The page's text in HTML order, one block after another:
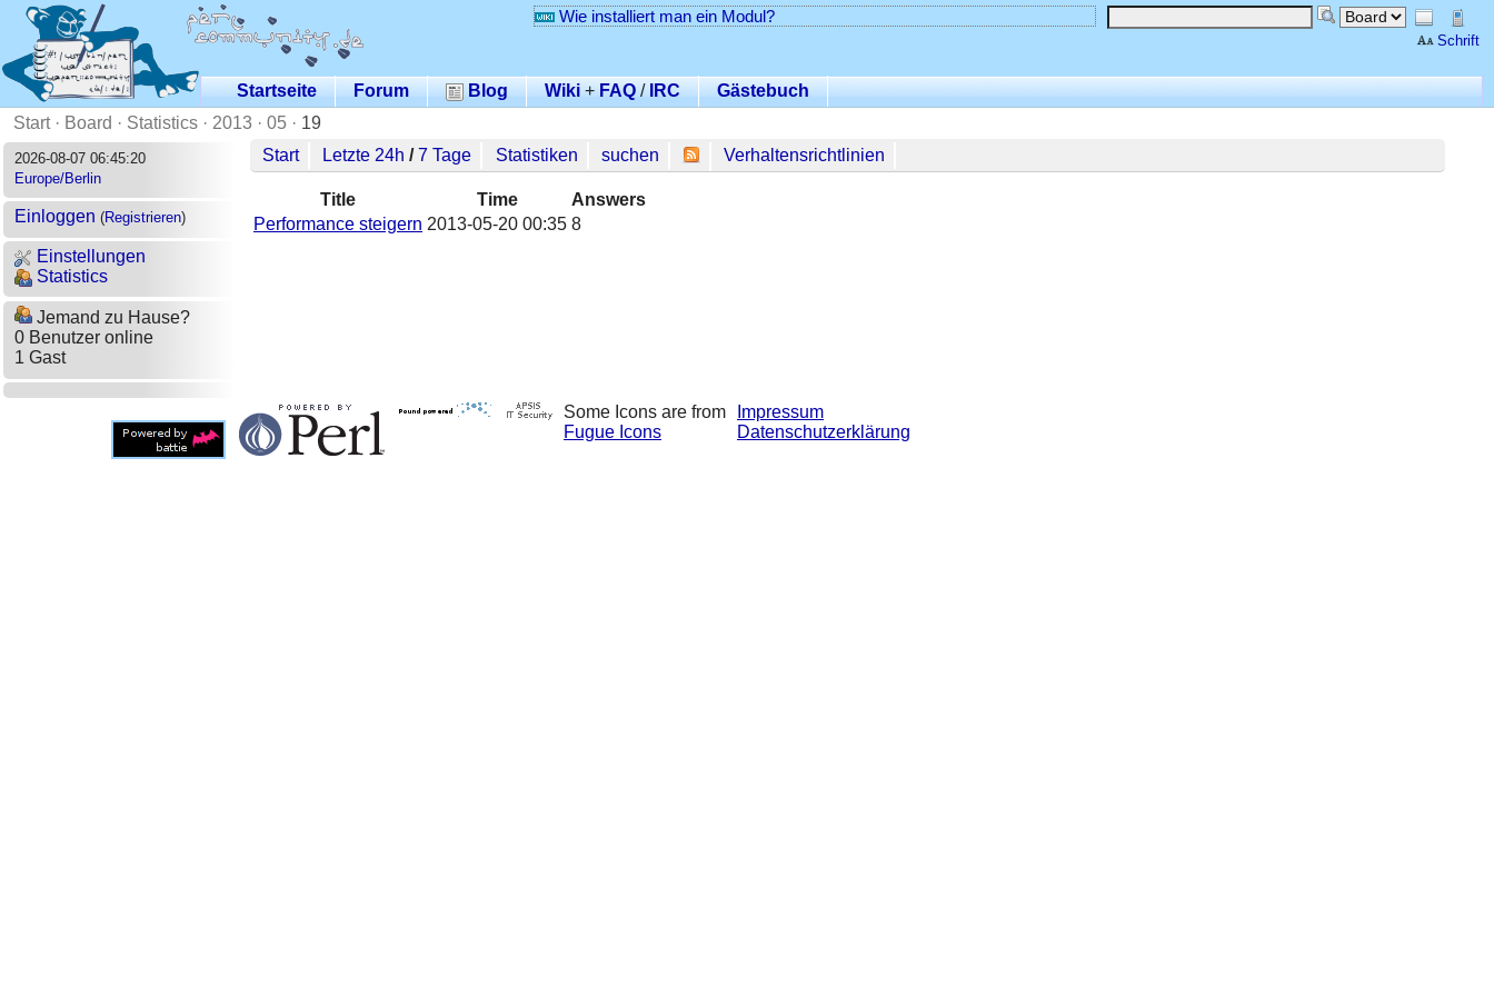
Schrift
Wie installiert man ein Modul?
Startseite Forum Blog Wiki+ FAQ /IRC
Gästebuch
Start· Board · Statistics · 2013 · 05 · 19
2026-08-07 06:45:20
Europe/Berlin
Einloggen (Registrieren)
Einstellungen
Statistics
Jemand zu Hause?
0 Benutzer online
1 Gast
Start Letzte 24h /7 Tage Statistiken suchen Verhaltensrichtlinien
Title Time
Answers
Performance steigern 2013-05-20 00:35 8
Some Icons are from
Fugue Icons
Impressum
Datenschutzerklärung